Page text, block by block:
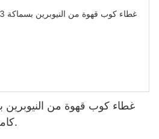
كاملة بتقنية النقل الحراري.